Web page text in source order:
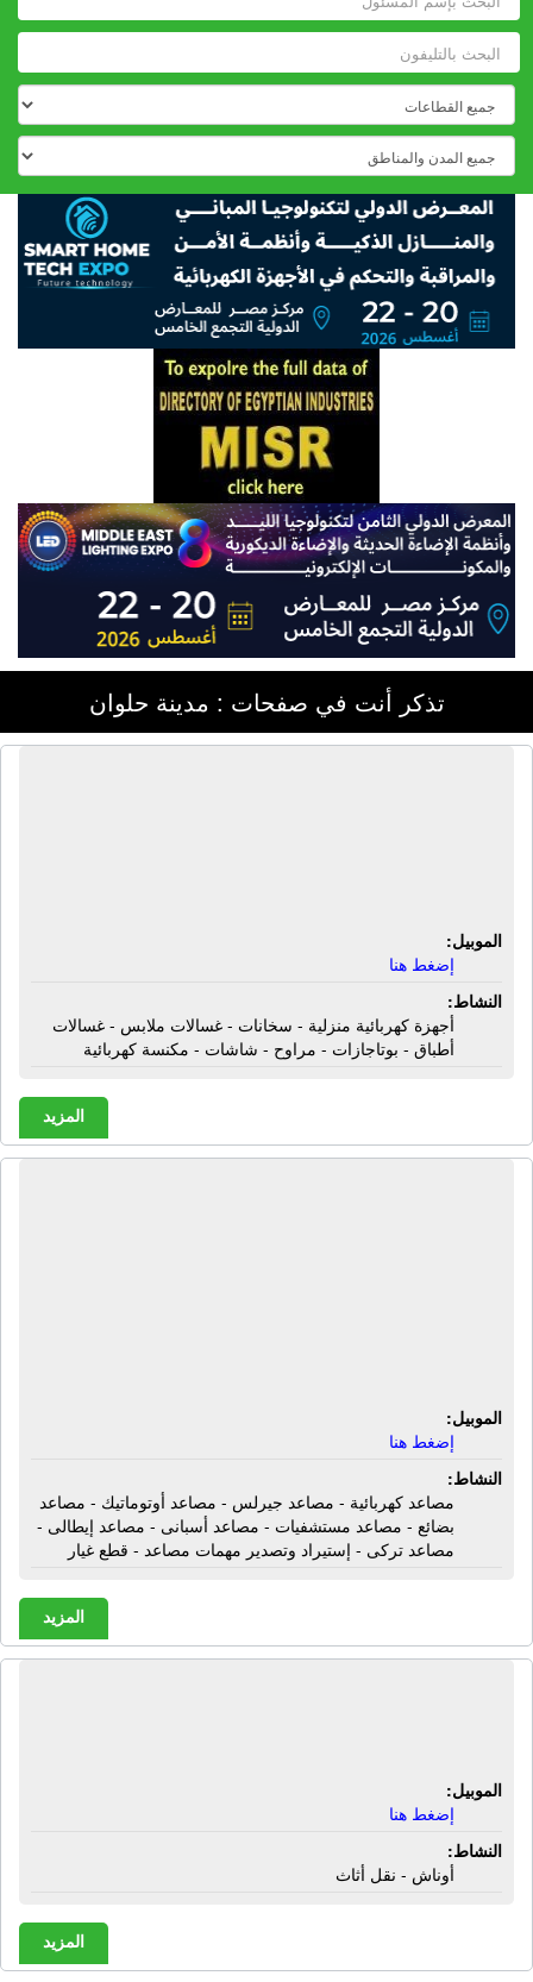
تذكر أنت في صفحات : مدينة حلوان
الموبيل:
إضغط هنا
النشاط:
أجهزة كهربائية منزلية - سخانات - غسالات ملابس - غسالات
أطباق - بوتاجازات - مراوح - شاشات - مكنسة كهربائية
المزيد
الموبيل:
إضغط هنا
النشاط:
مصاعد كهربائية - مصاعد جيرلس - مصاعد أوتوماتيك - مصاعد
بضائع - مصاعد مستشفيات - مصاعد أسبانى - مصاعد إيطالى -
مصاعد تركى - إستيراد وتصدير مهمات مصاعد - قطع غيار
المزيد
الموبيل:
إضغط هنا
النشاط:
أوناش - نقل أثاث
المزيد